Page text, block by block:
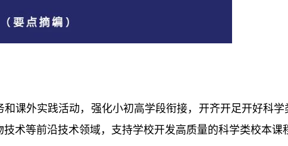
外实践活动，强化小初高学段衔接，开齐开足开好科学
术等前沿技术领域，支持学校开发高质量的科学类校本课